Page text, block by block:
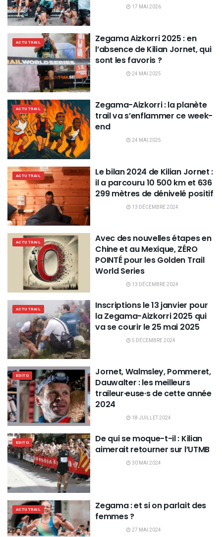
17 MAI 2026
ACTU TRAIL
Zegama Aizkorri 2025 : en
l’absence de Kilian Jornet, qui
sont les favoris ?
24 MAI 2025
ACTU TRAIL
Zegama-Aizkorri : la planète
trail va s’enflammer ce week-
end
24 MAI 2025
ACTU TRAIL
Le bilan 2024 de Kilian Jornet :
il a parcouru 10 500 km et 636
299 mètres de dénivelé positif
13 DÉCEMBRE 2024
ACTU TRAIL
Avec des nouvelles étapes en
Chine et au Mexique, ZÉRO
POINTÉ pour les Golden Trail
World Series
13 DÉCEMBRE 2024
ACTU TRAIL
Inscriptions le 13 janvier pour
la Zegama-Aizkorri 2025 qui
va se courir le 25 mai 2025
5 DÉCEMBRE 2024
EDITO
Jornet, Walmsley, Pommeret,
Dauwalter : les meilleurs
traileur·euse·s de cette année
2024
18 JUILLET 2024
EDITO
De qui se moque-t-il : Kilian
aimerait retourner sur l’UTMB
30 MAI 2024
ACTU TRAIL
Zegama : et si on parlait des
femmes ?
27 MAI 2024